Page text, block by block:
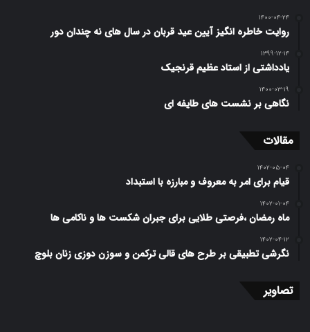
۱۴۰۰-۰۴-۲۴
روایت خاطره انگیز آیین عید قربان در سال های نه چندان دور
۱۳۹۹-۱۲-۱۴
یادداشتی از استاد عظیم قرنجیک
۱۴۰۰-۰۳-۱۹
نگاهی بر نشست های طایفه ای
مقالات
۱۴۰۲-۰۵-۰۴
قیام برای امر به معروف و مبارزه با استبداد
۱۴۰۲-۰۱-۰۴
ماه رمضان ،فرصتی طلایی برای جبران شکست ها و ناکامی ها
۱۴۰۲-۰۴-۱۲
نگرشی تطبیقی بر طرح ­های قالی ترکمن و سوزن دوزی زنان بلوچ
تصاویر